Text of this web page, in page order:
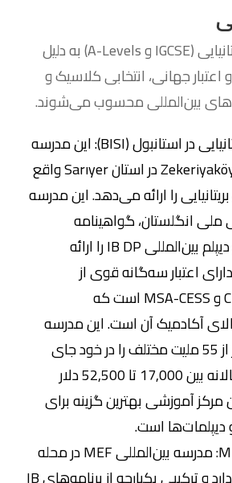
برنامه‌های درسی بریتانیایی (IGCSE و A-Levels) به دلیل
جهانی، انتخابی کلاسیک و
بین‌المللی محسوب می‌شوند.
مدرسه بین‌المللی بریتانیایی در استانبول (BISI): این مدرسه
معتبر در منطقه آرام Zekeriyaköy در استان Sarıyer واقع
را ارائه می‌دهد. این مدرسه
ملی انگلستان، گواهینامه
Cambridge IGCSE و دیپلم بین‌المللی IB DP را ارائه
اعتبار سه‌گانه قوی از
مؤسسات CIS، COBIS و MSA-CESS است که
آکادمیک آن است. این مدرسه
حدود 600 دانش‌آموز از 55 ملیت مختلف را در خود جای
داده است. شهریه سالانه بین 17,000 تا 52,500 دلار
مرکز آموزشی بهترین گزینه برای
است.
مدرسه بین‌المللی MEF: مدرسه بین‌المللی MEF در محله
لوکس Ortaköy قرار دارد و ترکیبی یکپارچه از برنامه‌های IB